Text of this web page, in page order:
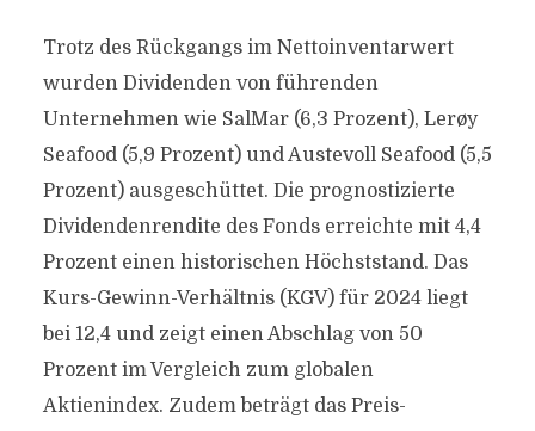
Trotz des Rückgangs im Nettoinventarwert
wurden Dividenden von führenden
Unternehmen wie SalMar (6,3 Prozent), Lerøy
Seafood (5,9 Prozent) und Austevoll Seafood (5,5
Prozent) ausgeschüttet. Die prognostizierte
Dividendenrendite des Fonds erreichte mit 4,4
Prozent einen historischen Höchststand. Das
Kurs-Gewinn-Verhältnis (KGV) für 2024 liegt
bei 12,4 und zeigt einen Abschlag von 50
Prozent im Vergleich zum globalen
Aktienindex. Zudem beträgt das Preis-